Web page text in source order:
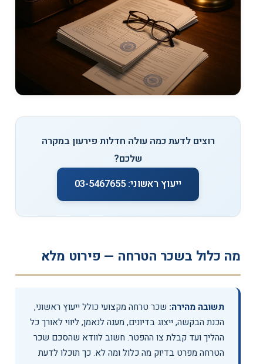
רוצים לדעת כמה עולה חדלות פירעון במקרה
שלכם?
ייעוץ ראשוני: 03-5467655
מה כלול בשכר הטרחה — פירוט מלא
תשובה מהירה: שכר טרחה מקצועי כולל ייעוץ ראשוני,
הכנת הבקשה, ייצוג בדיונים, מענה לנאמן, ליווי לאורך כל
ההליך ועד קבלת צו ההפטר. חשוב לוודא שהסכם שכר
הטרחה מפרט בדיוק מה כלול ומה לא. כך תוכלו לדעת